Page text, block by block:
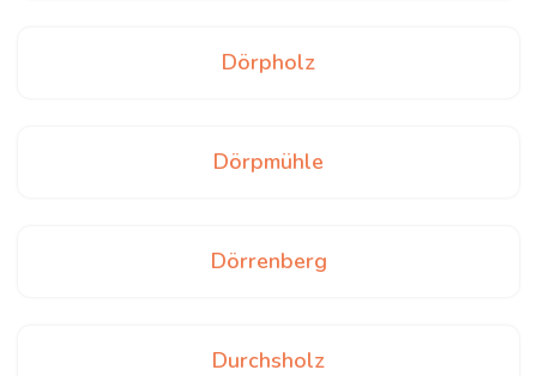
Dörpholz
Dörpmühle
Dörrenberg
Durchsholz